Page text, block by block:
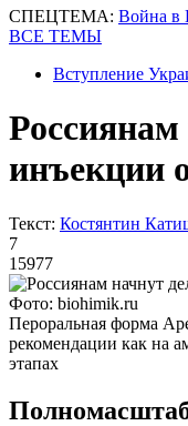
СПЕЦТЕМА: Война в
ВСЕ ТЕМЫ
Вступление
Россиянам
инъекции
Текст: Костянтин
7
15977
Фото: biohimik.ru
Пероральная форма
рекомендации как на
этапах